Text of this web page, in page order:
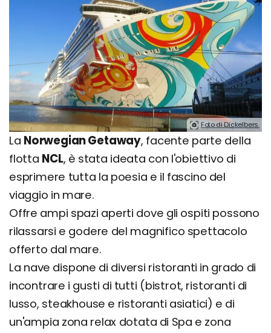
Foto di Dickelbers.
La Norwegian Getaway, facente parte della
flotta NCL, è stata ideata con l'obiettivo di
esprimere tutta la poesia e il fascino del
viaggio in mare.
Offre ampi spazi aperti dove gli ospiti possono
rilassarsi e godere del magnifico spettacolo
offerto dal mare.
La nave dispone di diversi ristoranti in grado di
incontrare i gusti di tutti (bistrot, ristoranti di
lusso, steakhouse e ristoranti asiatici) e di
un'ampia zona relax dotata di Spa e zona